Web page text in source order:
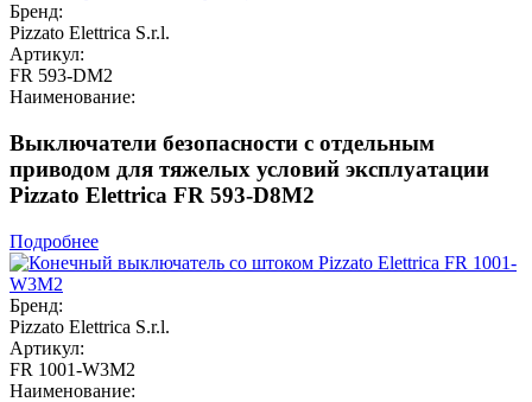
Бренд:
Pizzato Elettrica S.r.l.
Артикул:
FR 593-DM2
Наименование:
Выключатели безопасности с отдельным
приводом для тяжелых условий эксплуатации
Pizzato Elettrica FR 593-D8M2
Подробнее
Бренд:
Pizzato Elettrica S.r.l.
Артикул:
FR 1001-W3M2
Наименование: